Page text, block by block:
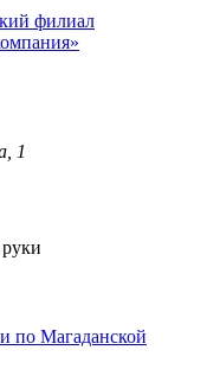
филиал
1
Магаданской